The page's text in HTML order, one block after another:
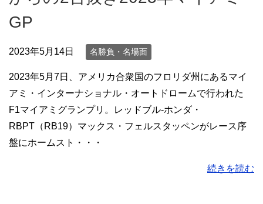
GP
2023年5月14日 名勝負・名場面
2023年5月7日、アメリカ合衆国のフロリダ州にあるマイ
アミ・インターナショナル・オートドロームで行われた
F1マイアミグランプリ。レッドブル-ホンダ・
RBPT（RB19）マックス・フェルスタッペンがレース序
盤にホームスト・・・
続きを読む